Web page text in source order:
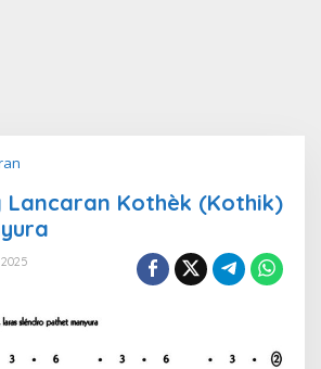
Lancaran
Kothèk
Slendro
Lancaran Kothèk (Kothik)